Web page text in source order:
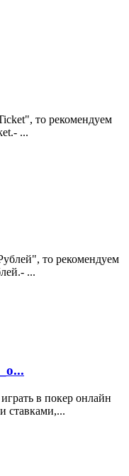
то рекомендуем
...
то рекомендуем
...
в покер онлайн
ставками,...